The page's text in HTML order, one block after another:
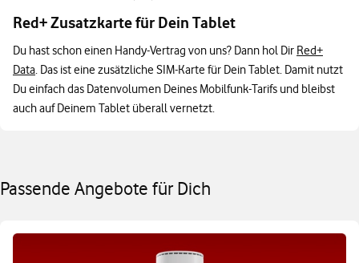
Red+ Zusatzkarte für Dein Tablet
Du hast schon einen Handy-Vertrag von uns? Dann hol Dir Red+
Data. Das ist eine zusätzliche SIM-Karte für Dein Tablet. Damit nutzt
Du einfach das Datenvolumen Deines Mobilfunk-Tarifs und bleibst
auch auf Deinem Tablet überall vernetzt.
Passende Angebote für Dich